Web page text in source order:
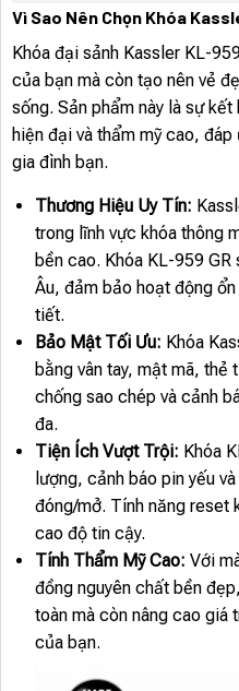
Vì Sao Nên Chọn Khóa
Khóa đại sảnh Kassler KL-
của bạn mà còn tạo nên vẻ
sống. Sản phẩm này là sự
hiện đại và thẩm mỹ cao,
gia đình bạn.
Thương Hiệu Uy Tín:
trong lĩnh vực khóa thông
bền cao. Khóa KL-959
Âu, đảm bảo hoạt động
tiết.
Bảo Mật Tối Ưu: Khóa
bằng vân tay, mật mã, thẻ
chống sao chép và cảnh
đa.
Tiện Ích Vượt Trội: Khóa
lượng, cảnh báo pin yếu
đóng/mở. Tính năng reset
cao độ tin cậy.
Tính Thẩm Mỹ Cao: Với
đồng nguyên chất bền
toàn mà còn nâng cao giá
của bạn.